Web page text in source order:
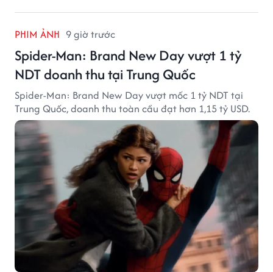
PHIM ẢNH 9 giờ trước
Spider-Man: Brand New Day vượt 1 tỷ
NDT doanh thu tại Trung Quốc
Spider-Man: Brand New Day vượt mốc 1 tỷ NDT tại
Trung Quốc, doanh thu toàn cầu đạt hơn 1,15 tỷ USD.